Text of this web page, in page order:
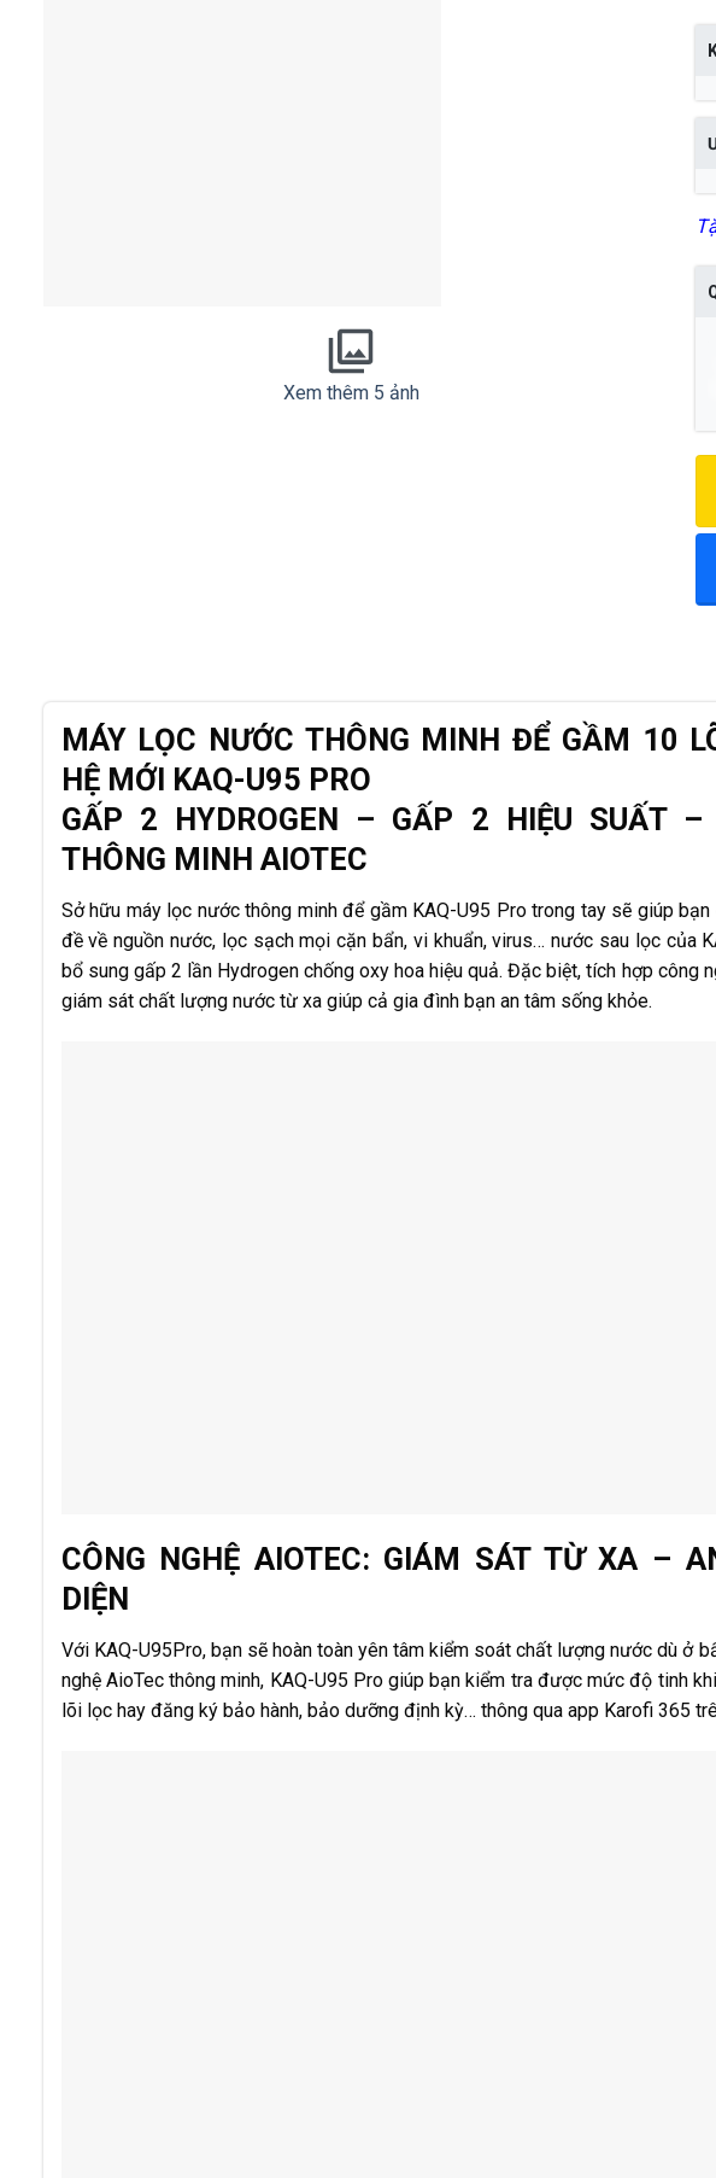
Xem thêm 5 ảnh
MÁY LỌC NƯỚC THÔNG MINH ĐỂ GẦM 10
HỆ MỚI KAQ-U95 PRO
GẤP 2 HYDROGEN – GẤP 2 HIỆU SUẤT –
THÔNG MINH AIOTEC
Sở hữu máy lọc nước thông minh để gầm KAQ-U95 Pro trong tay sẽ giúp
đề về nguồn nước, lọc sạch mọi cặn bẩn, vi khuẩn, virus… nước sau lọc của
bổ sung gấp 2 lần Hydrogen chống oxy hoa hiệu quả. Đặc biệt, tích hợp công
giám sát chất lượng nước từ xa giúp cả gia đình bạn an tâm sống khỏe.
CÔNG NGHỆ AIOTEC: GIÁM SÁT TỪ XA –
DIỆN
Với KAQ-U95Pro, bạn sẽ hoàn toàn yên tâm kiểm soát chất lượng nước dù ở
nghệ AioTec thông minh, KAQ-U95 Pro giúp bạn kiểm tra được mức độ tinh
lõi lọc hay đăng ký bảo hành, bảo dưỡng định kỳ… thông qua app Karofi 365